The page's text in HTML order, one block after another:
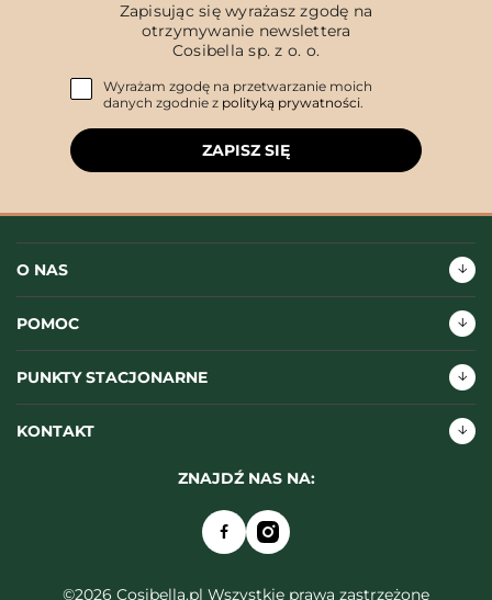
Zapisując się wyrażasz zgodę na
otrzymywanie newslettera
Cosibella sp. z o. o.
Wyrażam zgodę na przetwarzanie moich
danych zgodnie z polityką prywatności.
ZAPISZ SIĘ
O NAS
POMOC
PUNKTY STACJONARNE
KONTAKT
ZNAJDŹ NAS NA:
©2026 Cosibella.pl Wszystkie prawa zastrzeżone